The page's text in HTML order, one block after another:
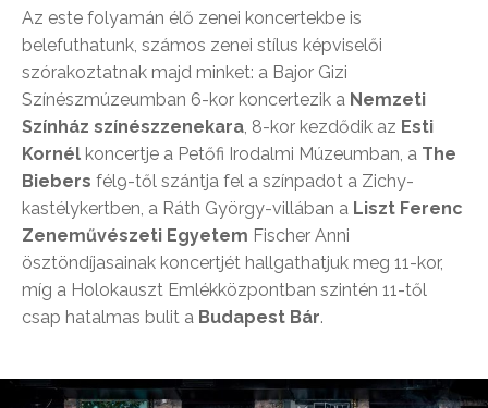
Az este folyamán élő zenei koncertekbe is
belefuthatunk, számos zenei stílus képviselői
szórakoztatnak majd minket: a Bajor Gizi
Színészmúzeumban 6-kor koncertezik a Nemzeti
Színház színészzenekara, 8-kor kezdődik az Esti
Kornél koncertje a Petőfi Irodalmi Múzeumban, a The
Biebers fél9-től szántja fel a színpadot a Zichy-
kastélykertben, a Ráth György-villában a Liszt Ferenc
Zeneművészeti Egyetem Fischer Anni
ösztöndíjasainak koncertjét hallgathatjuk meg 11-kor,
míg a Holokauszt Emlékközpontban szintén 11-től
csap hatalmas bulit a Budapest Bár.